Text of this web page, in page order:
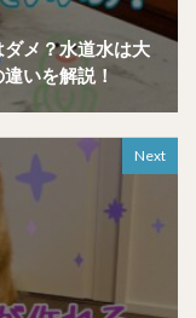
メ？水道水は大
いを解説！
Next